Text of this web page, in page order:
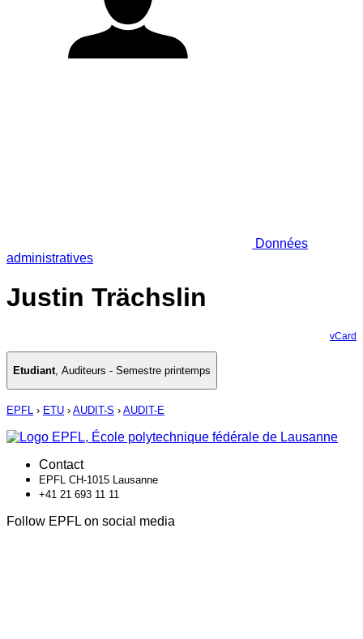
Données
administratives
Justin Trächslin
vCard
Etudiant, Auditeurs - Semestre printemps
EPFL › ETU › AUDIT-S › AUDIT-E
Contact
EPFL CH-1015 Lausanne
+41 21 693 11 11
Follow EPFL on social media